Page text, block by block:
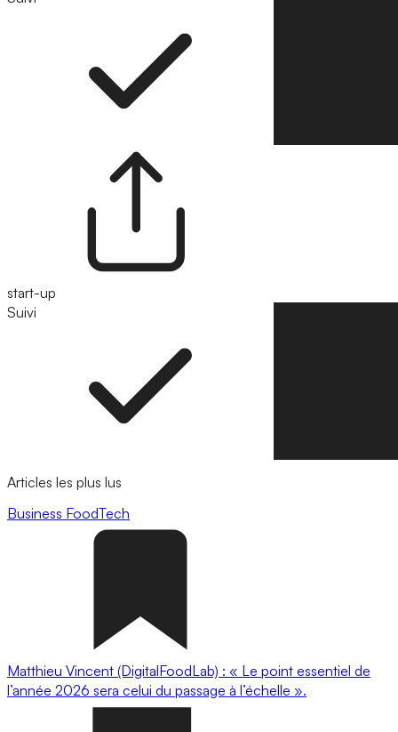
start-up
Suivi
Articles les plus lus
Business FoodTech
Matthieu Vincent (DigitalFoodLab) : « Le point essentiel de
l’année 2026 sera celui du passage à l’échelle ».